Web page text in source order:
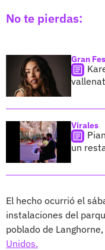
No te pierdas:
Gran
Virales
un
El hecho ocurrió el
instalaciones del
poblado de
Unidos.